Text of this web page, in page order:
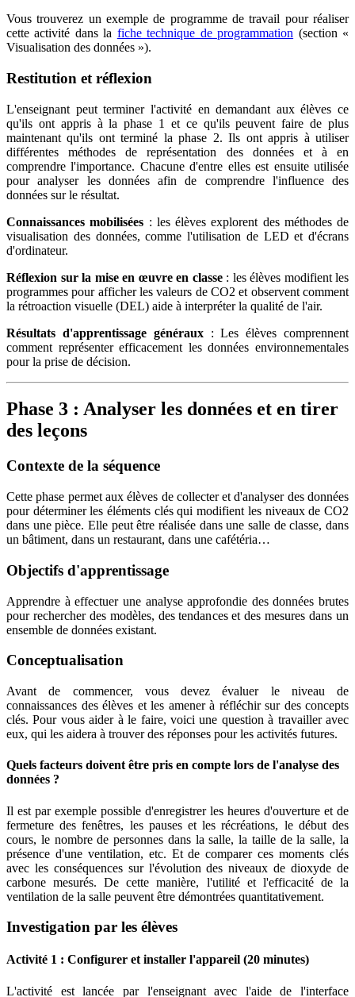
Vous trouverez un exemple de programme de travail pour réaliser
cette activité dans la fiche technique de programmation (section «
Visualisation des données »).
Restitution et réflexion
L'enseignant peut terminer l'activité en demandant aux élèves ce
qu'ils ont appris à la phase 1 et ce qu'ils peuvent faire de plus
maintenant qu'ils ont terminé la phase 2. Ils ont appris à utiliser
différentes méthodes de représentation des données et à en
comprendre l'importance. Chacune d'entre elles est ensuite utilisée
pour analyser les données afin de comprendre l'influence des
données sur le résultat.
Connaissances mobilisées : les élèves explorent des méthodes de
visualisation des données, comme l'utilisation de LED et d'écrans
d'ordinateur.
Réflexion sur la mise en œuvre en classe: les élèves modifient les
programmes pour afficher les valeurs de CO2 et observent comment
la rétroaction visuelle (DEL) aide à interpréter la qualité de l'air.
Résultats d'apprentissage généraux: Les élèves comprennent
comment représenter efficacement les données environnementales
pour la prise de décision.
Phase 3 : Analyser les données et en tirer
des leçons
Contexte de la séquence
Cette phase permet aux élèves de collecter et d'analyser des données
pour déterminer les éléments clés qui modifient les niveaux de CO2
dans une pièce. Elle peut être réalisée dans une salle de classe, dans
un bâtiment, dans un restaurant, dans une cafétéria…
Objectifs d'apprentissage
Apprendre à effectuer une analyse approfondie des données brutes
pour rechercher des modèles, des tendances et des mesures dans un
ensemble de données existant.
Conceptualisation
Avant de commencer, vous devez évaluer le niveau de
connaissances des élèves et les amener à réfléchir sur des concepts
clés. Pour vous aider à le faire, voici une question à travailler avec
eux, qui les aidera à trouver des réponses pour les activités futures.
Quels facteurs doivent être pris en compte lors de l'analyse des
données ?
Il est par exemple possible d'enregistrer les heures d'ouverture et de
fermeture des fenêtres, les pauses et les récréations, le début des
cours, le nombre de personnes dans la salle, la taille de la salle, la
présence d'une ventilation, etc. Et de comparer ces moments clés
avec les conséquences sur l'évolution des niveaux de dioxyde de
carbone mesurés. De cette manière, l'utilité et l'efficacité de la
ventilation de la salle peuvent être démontrées quantitativement.
Investigation par les élèves
Activité 1 : Configurer et installer l'appareil (20 minutes)
L'activité est lancée par l'enseignant avec l'aide de l'interface